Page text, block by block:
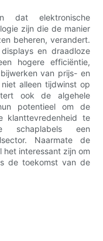
dat elektronische
zijn die de manier
beheren, verandert.
en draadloze
hogere efficiëntie,
van prijs- en
alleen tijdwinst op
ook de algehele
potentieel om de
klanttevredenheid te
schaplabels een
Naarmate de
interessant zijn om
de toekomst van de